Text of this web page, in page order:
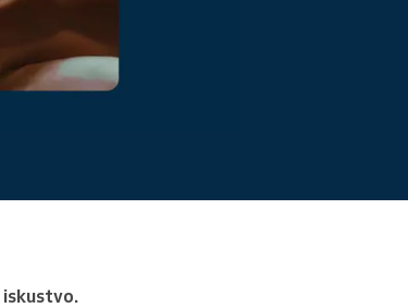
Pročitajte više
iskustvo.